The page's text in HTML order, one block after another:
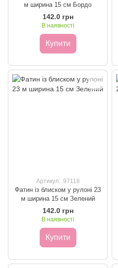
м ширина 15 см Бордо
142.0 грн
В наявності
Купити
Артикул: .97118
Фатин із блиском у рулоні 23
м ширина 15 см Зелений
142.0 грн
В наявності
Купити